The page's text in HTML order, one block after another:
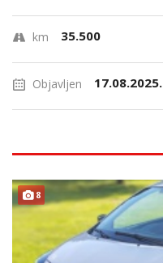
km 35.500
Objavljen 17.08.2025.
8